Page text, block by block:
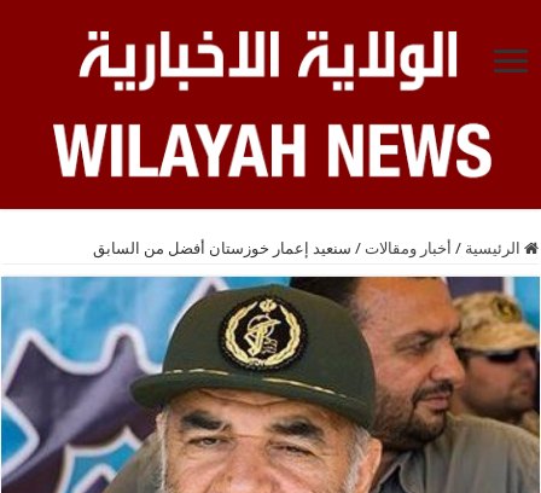
الرئيسية / أخبار ومقالات / سنعيد إعمار خوزستان أفضل من السابق